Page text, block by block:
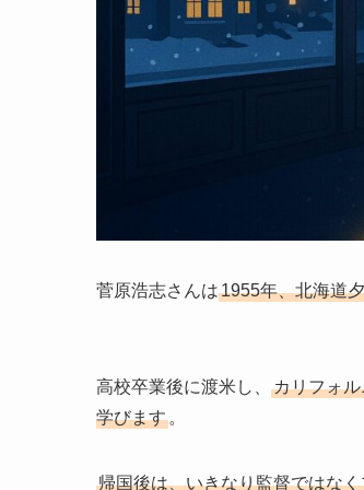
菅原浩志さんは1955年、北海道
高校卒業後に渡米し、
カリフォ
学びます 。
帰国後は、いきなり監督ではな